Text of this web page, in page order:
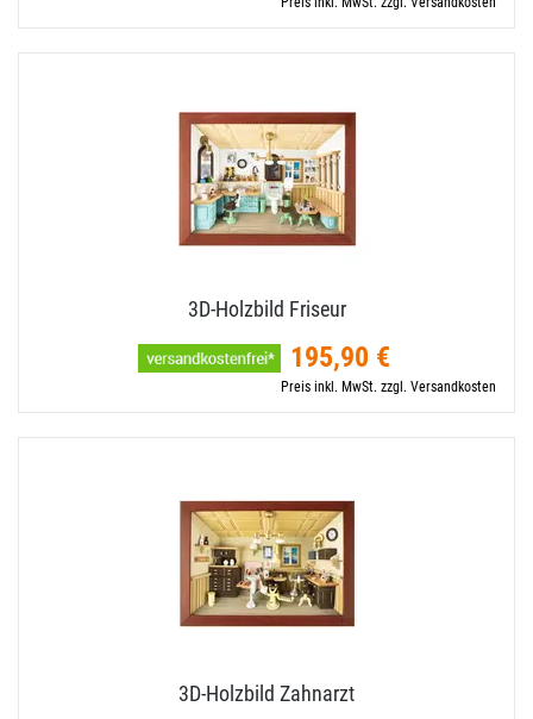
3D-​Holzbild Friseur
195,90 €
Preis inkl. MwSt. zzgl. Versandkosten
3D-​Holzbild Zahnarzt